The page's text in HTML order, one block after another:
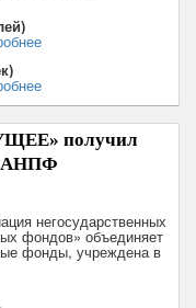
получил
АНПФ
негосударственных
фондов» объединяет
фонды, учреждена в